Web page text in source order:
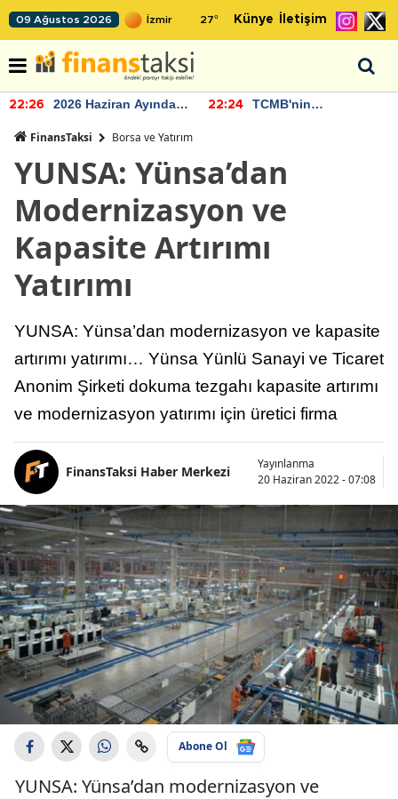
09 Ağustos 2026 27° Künye İletişim
22:26
2026 Haziran Ayında
22:24
TCMB'nin
FinansTaksi Borsa ve Yatırım
YUNSA: Yünsa’dan
Modernizasyon ve
Kapasite Artırımı
Yatırımı
YUNSA: Yünsa’dan modernizasyon ve kapasite
artırımı yatırımı… Yünsa Yünlü Sanayi ve Ticaret
Anonim Şirketi dokuma tezgahı kapasite artırımı
ve modernizasyon yatırımı için üretici firma
FinansTaksi Haber Merkezi
Yayınlanma
20 Haziran 2022 - 07:08
Abone Ol
YUNSA: Yünsa’dan modernizasyon ve